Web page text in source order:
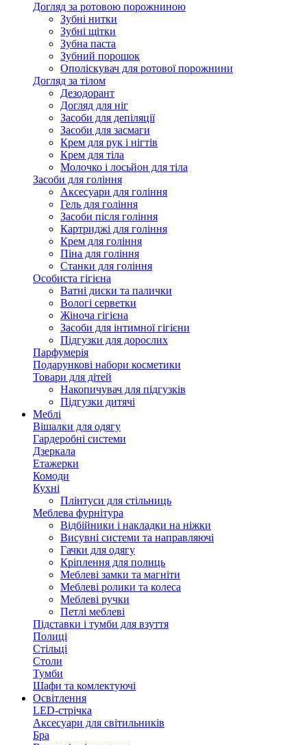
Догляд за ротовою порожниною
Зубні нитки
Зубні щітки
Зубна паста
Зубний порошок
Ополіскувач для ротової порожнини
Догляд за тілом
Дезодорант
Догляд для ніг
Засоби для депіляції
Засоби для засмаги
Крем для рук і нігтів
Крем для тіла
Молочко і лосьйон для тіла
Засоби для гоління
Аксесуари для гоління
Гель для гоління
Засоби після гоління
Картриджі для гоління
Крем для гоління
Піна для гоління
Станки для гоління
Особиста гігієна
Ватні диски та палички
Вологі серветки
Жіноча гігієна
Засоби для інтимної гігієни
Підгузки для дорослих
Парфумерія
Подарункові набори косметики
Товари для дітей
Накопичувач для підгузків
Підгузки дитячі
Меблі
Вішалки для одягу
Гардеробні системи
Дзеркала
Етажерки
Комоди
Кухні
Плінтуси для стільниць
Меблева фурнітура
Відбійники і накладки на ніжки
Висувні системи та направляючі
Гачки для одягу
Кріплення для полиць
Меблеві замки та магніти
Меблеві ролики та колеса
Меблеві ручки
Петлі меблеві
Підставки і тумби для взуття
Полиці
Стільці
Столи
Тумби
Шафи та комлектуючі
Освітлення
LED-стрічка
Аксесуари для світильників
Бра